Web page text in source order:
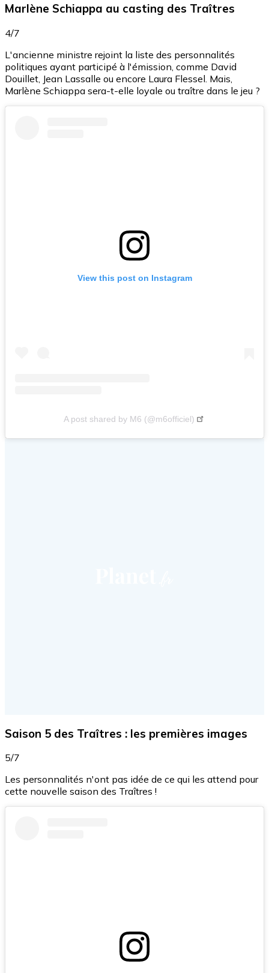
Marlène Schiappa au casting des Traîtres
4/7
L'ancienne ministre rejoint la liste des personnalités
politiques ayant participé à l'émission, comme David
Douillet, Jean Lassalle ou encore Laura Flessel. Mais,
Marlène Schiappa sera-t-elle loyale ou traître dans le jeu ?
View this post on Instagram
A post shared by M6 (@m6officiel)
Saison 5 des Traîtres : les premières images
5/7
Les personnalités n'ont pas idée de ce qui les attend pour
cette nouvelle saison des Traîtres !